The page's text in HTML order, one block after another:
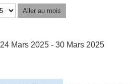
Aller au mois
24 Mars 2025 - 30 Mars 2025